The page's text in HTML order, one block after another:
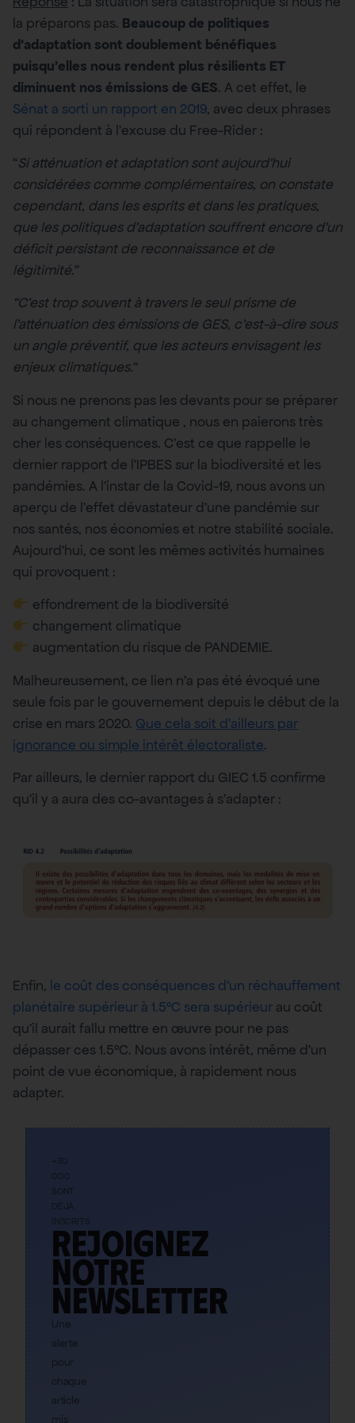
la préparons pas. Beaucoup de politiques
d’adaptation sont doublement bénéfiques
puisqu’elles nous rendent plus résilients ET
diminuent nos émissions de GES. A cet effet, le
Sénat a sorti un rapport en 2019, avec deux phrases
qui répondent à l’excuse du Free-Rider :
“Si atténuation et adaptation sont aujourd’hui
considérées comme complémentaires, on constate
cependant, dans les esprits et dans les pratiques,
que les politiques d’adaptation souffrent encore d’un
déficit persistant de reconnaissance et de
légitimité.”
“C’est trop souvent à travers le seul prisme de
l’atténuation des émissions de GES, c’est-à-dire sous
un angle préventif, que les acteurs envisagent les
enjeux climatiques.“
Si nous ne prenons pas les devants pour se préparer
au changement climatique , nous en paierons très
cher les conséquences. C’est ce que rappelle le
dernier rapport de l’IPBES sur la biodiversité et les
pandémies. A l’instar de la Covid-19, nous avons un
aperçu de l’effet dévastateur d’une pandémie sur
nos santés, nos économies et notre stabilité sociale.
Aujourd’hui, ce sont les mêmes activités humaines
qui provoquent :
effondrement de la biodiversité
changement climatique
augmentation du risque de PANDEMIE.
Malheureusement, ce lien n’a pas été évoqué une
seule fois par le gouvernement depuis le début de la
crise en mars 2020. Que cela soit d’ailleurs par
ignorance ou simple intérêt électoraliste.
Par ailleurs, le dernier rapport du GIEC 1.5 confirme
qu’il y a aura des co-avantages à s’adapter :
Enfin, le coût des conséquences d’un réchauffement
planétaire supérieur à 1.5°C sera supérieur au coût
qu’il aurait fallu mettre en œuvre pour ne pas
dépasser ces 1.5°C. Nous avons intérêt, même d’un
point de vue économique, à rapidement nous
adapter.
+30
000
SONT
DÉJÀ
INSCRITS
Rejoignez
notre
newsletter
Une
alerte
pour
chaque
article
mis